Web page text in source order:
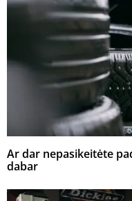
Ar dar nepasikeitėte
dabar